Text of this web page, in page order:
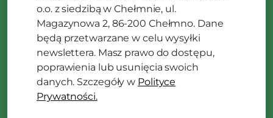
o.o. z siedzibą w Chełmnie, ul.
Magazynowa 2, 86-200 Chełmno. Dane
będą przetwarzane w celu wysyłki
newslettera. Masz prawo do dostępu,
poprawienia lub usunięcia swoich
danych. Szczegóły w Polityce
Prywatności.